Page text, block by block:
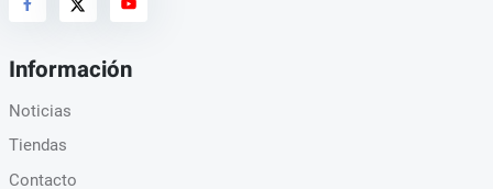
Información
Noticias
Tiendas
Contacto